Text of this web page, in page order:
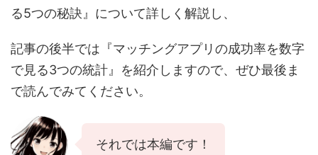
る5つの秘訣』について詳しく解説し、
記事の後半では『マッチングアプリの成功率を数字
で見る3つの統計』を紹介しますので、ぜひ最後ま
で読んでみてください。
それでは本編です！